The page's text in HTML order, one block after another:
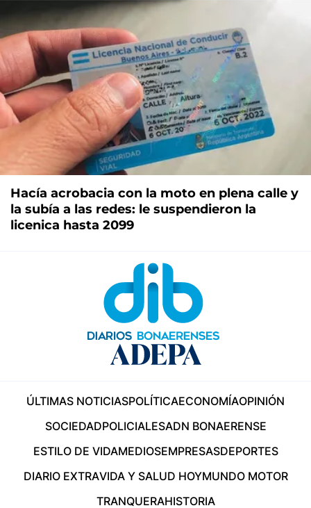
Hacía acrobacia con la moto en plena calle y
la subía a las redes: le suspendieron la
licenica hasta 2099
ÚLTIMAS NOTICIASPOLÍTICAECONOMÍAOPINIÓN
SOCIEDADPOLICIALESADN BONAERENSE
ESTILO DE VIDAMEDIOSEMPRESASDEPORTES
DIARIO EXTRAVIDA Y SALUD HOYMUNDO MOTOR
TRANQUERAHISTORIA